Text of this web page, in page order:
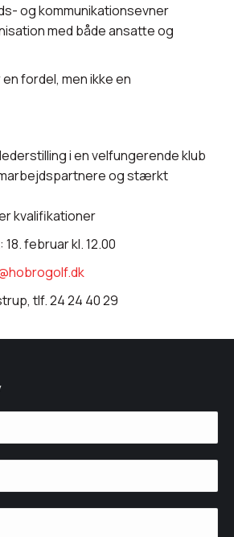
og kommunikationsevner
med både ansatte og
fordel, men ikke en
i en velfungerende klub
og stærkt
kvalifikationer
februar kl. 12.00
tlf. 24 24 40 29